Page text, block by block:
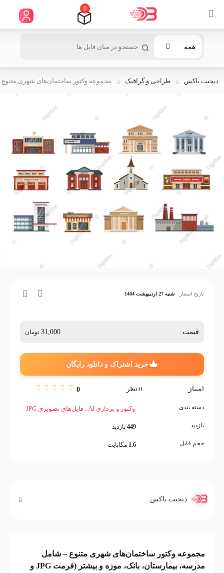
0
همه
دیجیت باکس طراحی و گرافیک مجموعه وکتور ساختمان‌های شهری متنوع
تاریخ انتشار شنبه 27 اردیبهشت 1404
قیمت 31,000 تومان
خرید اشتراک و دانلود رایگان
امتیاز 0 نظر 0
دسته بندی
بازدید
حجم فایل
وکتور و برداری AI , فایل‌های تصویری JPG
449 بازدید
1.6 مگابایت
دیجیت باکس
مجموعه وکتور ساختمان‌های شهری متنوع – شامل
مدرسه، بیمارستان، بانک، موزه و بیشتر (فرمت JPG و